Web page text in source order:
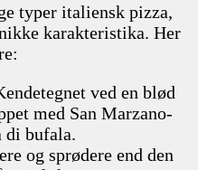
typer italiensk pizza,
karakteristika. Her
ved en blød
med San Marzano-
di bufala.
og sprødere end den